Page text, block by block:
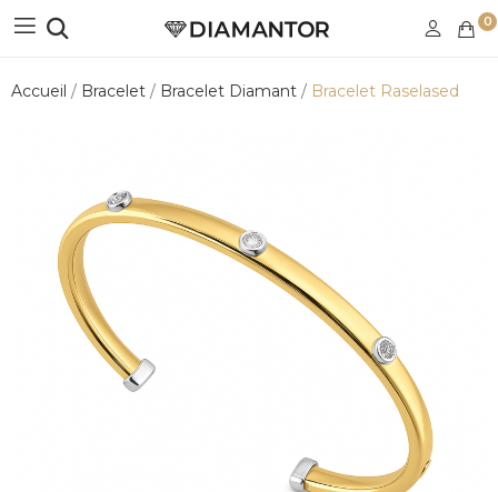
0
Accueil Bracelet Bracelet Diamant Bracelet Raselased